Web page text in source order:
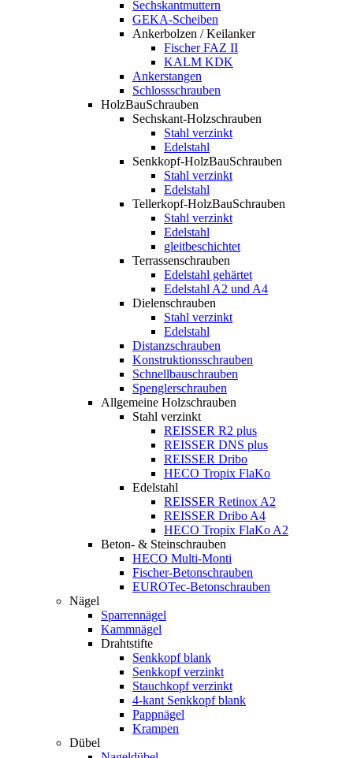
Sechskantmuttern
GEKA-Scheiben
Ankerbolzen / Keilanker
Fischer FAZ II
KALM KDK
Ankerstangen
Schlossschrauben
HolzBauSchrauben
Sechskant-Holzschrauben
Stahl verzinkt
Edelstahl
Senkkopf-HolzBauSchrauben
Stahl verzinkt
Edelstahl
Tellerkopf-HolzBauSchrauben
Stahl verzinkt
Edelstahl
gleitbeschichtet
Terrassenschrauben
Edelstahl gehärtet
Edelstahl A2 und A4
Dielenschrauben
Stahl verzinkt
Edelstahl
Distanzschrauben
Konstruktionsschrauben
Schnellbauschrauben
Spenglerschrauben
Allgemeine Holzschrauben
Stahl verzinkt
REISSER R2 plus
REISSER DNS plus
REISSER Dribo
HECO Tropix FlaKo
Edelstahl
REISSER Retinox A2
REISSER Dribo A4
HECO Tropix FlaKo A2
Beton- & Steinschrauben
HECO Multi-Monti
Fischer-Betonschrauben
EUROTec-Betonschrauben
Nägel
Sparrennägel
Kammnägel
Drahtstifte
Senkkopf blank
Senkkopf verzinkt
Stauchkopf verzinkt
4-kant Senkkopf blank
Pappnägel
Krampen
Dübel